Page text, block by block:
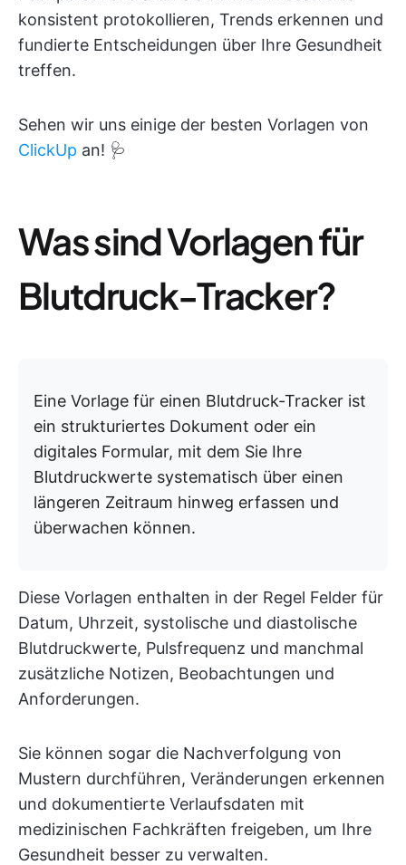
konsistent protokollieren, Trends erkennen und
fundierte Entscheidungen über Ihre Gesundheit
treffen.
Sehen wir uns einige der besten Vorlagen von
ClickUp an! 🩺
Was sind Vorlagen für
Blutdruck-Tracker?
Eine Vorlage für einen Blutdruck-Tracker ist
ein strukturiertes Dokument oder ein
digitales Formular, mit dem Sie Ihre
Blutdruckwerte systematisch über einen
längeren Zeitraum hinweg erfassen und
überwachen können.
Diese Vorlagen enthalten in der Regel Felder für
Datum, Uhrzeit, systolische und diastolische
Blutdruckwerte, Pulsfrequenz und manchmal
zusätzliche Notizen, Beobachtungen und
Anforderungen.
Sie können sogar die Nachverfolgung von
Mustern durchführen, Veränderungen erkennen
und dokumentierte Verlaufsdaten mit
medizinischen Fachkräften freigeben, um Ihre
Gesundheit besser zu verwalten.